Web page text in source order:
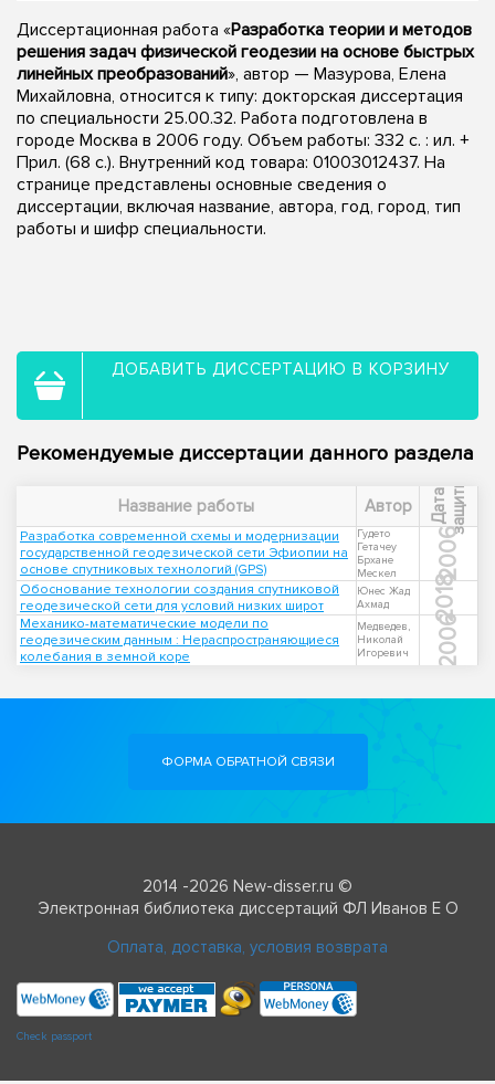
Диссертационная работа «Разработка теории и методов
решения задач физической геодезии на основе быстрых
линейных преобразований», автор — Мазурова, Елена
Михайловна, относится к типу: докторская диссертация
по специальности 25.00.32. Работа подготовлена в
городе Москва в 2006 году. Объем работы: 332 с. : ил. +
Прил. (68 с.). Внутренний код товара: 01003012437. На
странице представлены основные сведения о
диссертации, включая название, автора, год, город, тип
работы и шифр специальности.
ДОБАВИТЬ ДИССЕРТАЦИЮ В КОРЗИНУ
Рекомендуемые диссертации данного раздела
Название работы Автор Д
а
т
а
з
а
щ
и
т ы
Разработка современной схемы и модернизации
государственной геодезической сети Эфиопии на
основе спутниковых технологий (GPS)
Гудето
Гетачеу
Брхане
Мескел
2006
Обоснование технологии создания спутниковой
геодезической сети для условий низких широт
Юнес Жад
Ахмад
2018
Механико-математические модели по
геодезическим данным : Нераспространяющиеся
колебания в земной коре
Медведев,
Николай
Игоревич
2006
ФОРМА ОБРАТНОЙ СВЯЗИ
2014 -2026 New-disser.ru ©
Электронная библиотека диссертаций ФЛ Иванов Е О
Оплата, доставка, условия возврата
Check passport